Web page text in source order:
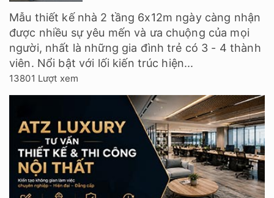
Mẫu thiết kế nhà 2 tầng 6x12m ngày càng nhận
được nhiều sự yêu mến và ưa chuộng của mọi
người, nhất là những gia đình trẻ có 3 - 4 thành
viên. Nổi bật với lối kiến trúc hiện...
13801 Lượt xem